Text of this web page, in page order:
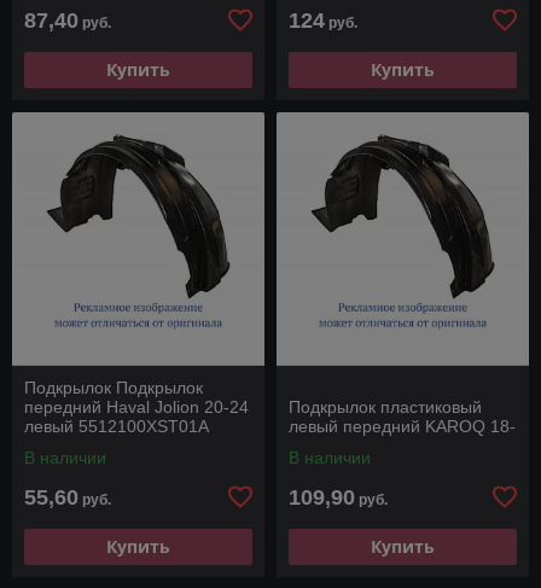
87,40 руб.
Купить
124 руб.
Купить
Подкрылок Подкрылок
передний Haval Jolion 20-24
левый 5512100XST01A
В наличии
55,60 руб.
Купить
Подкрылок пластиковый
левый передний KAROQ 18-
В наличии
109,90 руб.
Купить